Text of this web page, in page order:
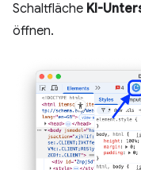
Schaltfläche KI-
öffnen.